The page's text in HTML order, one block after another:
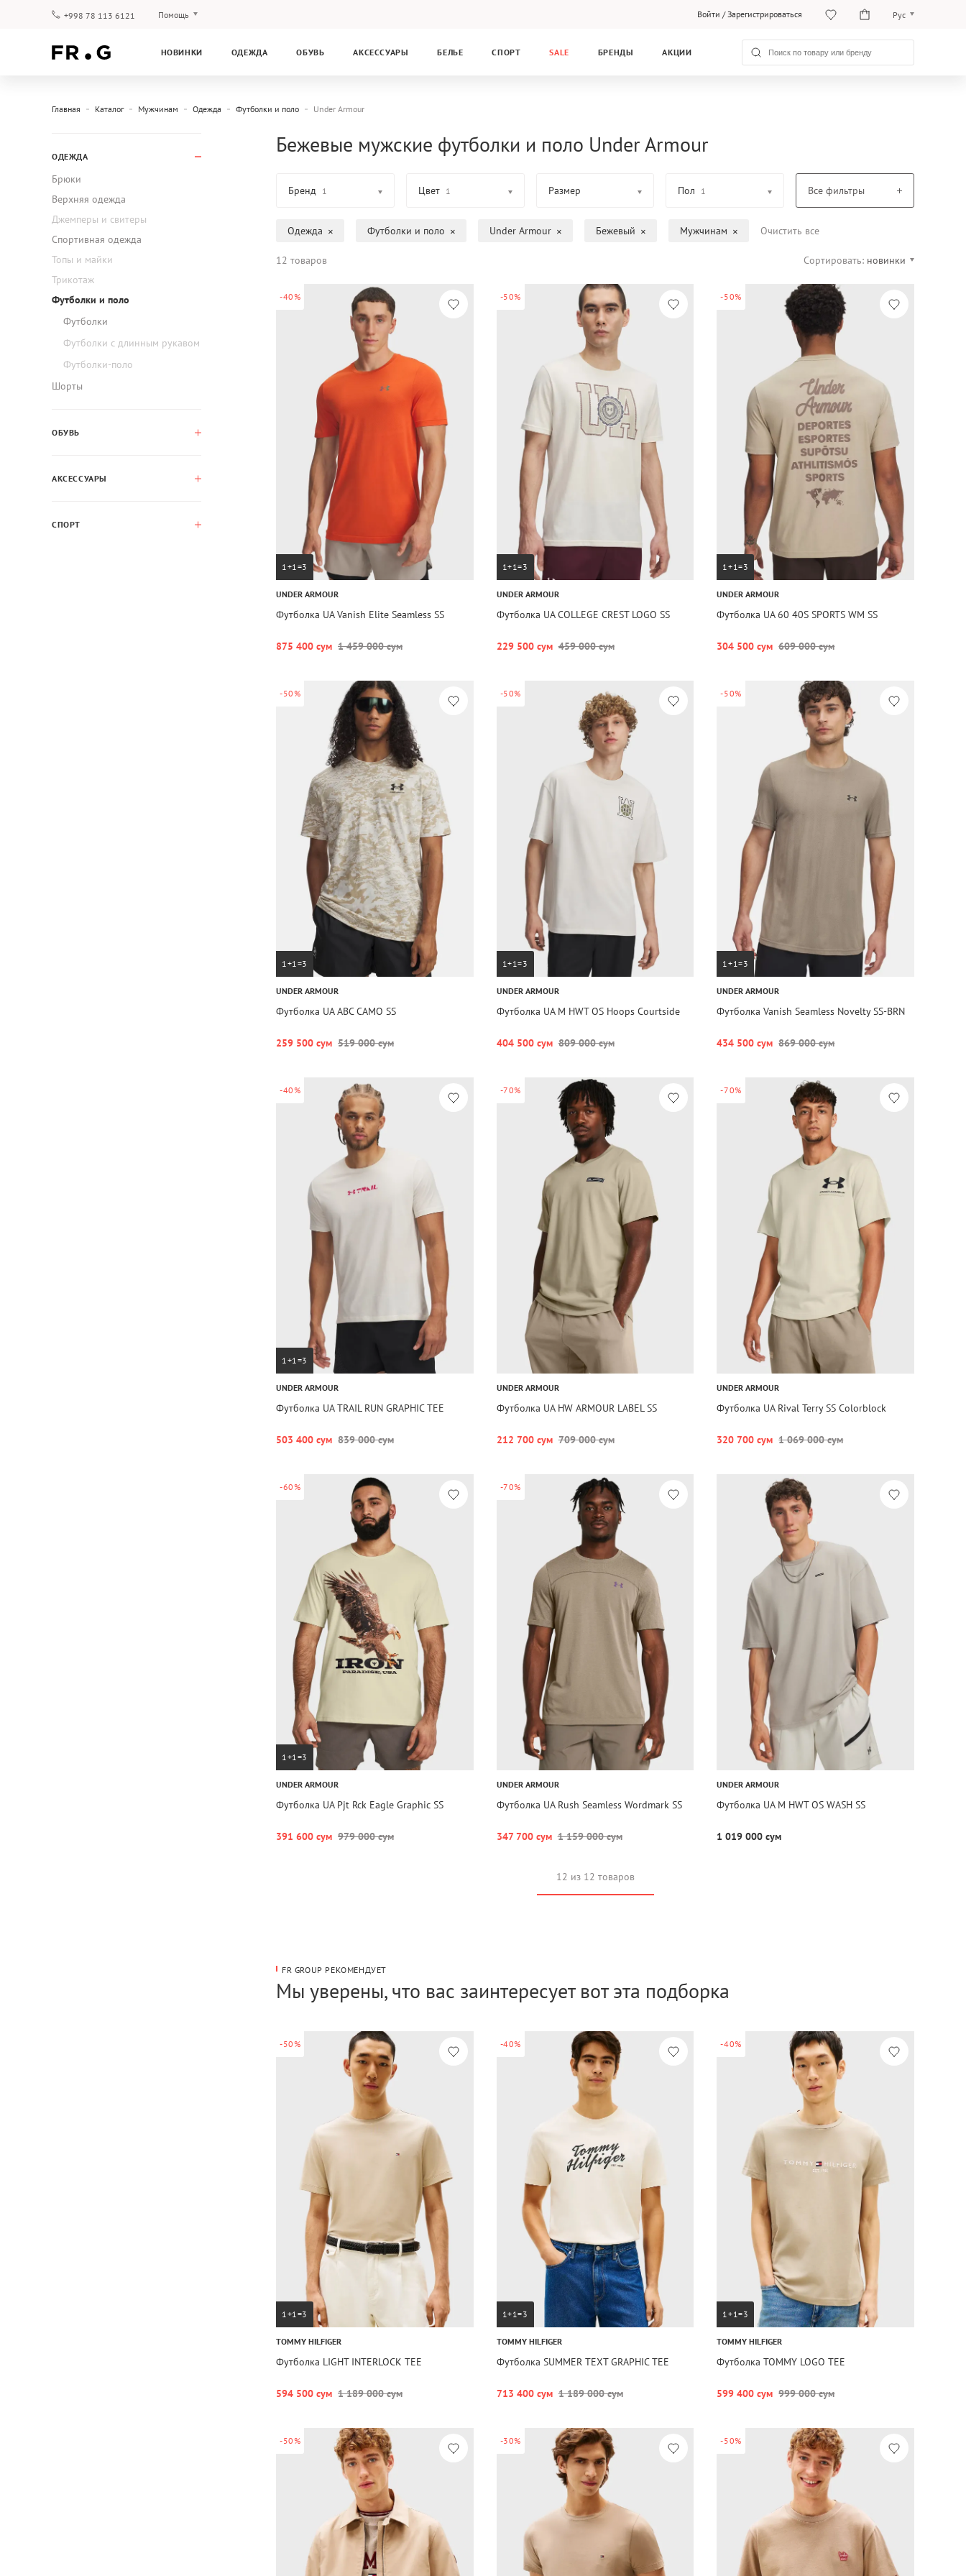
+998 78 113 6121 Помощь Войти /Зарегистрироваться Рус
Рус
НОВИНКИ ОДЕЖДА ОБУВЬ АКСЕССУАРЫ БЕЛЬЕ СПОРТ SALE БРЕНДЫ АКЦИИ
Главная Каталог Мужчинам Одежда Футболки и поло Under Armour
ОДЕЖДА
Брюки
Верхняя одежда
Джемперы и свитеры
Спортивная одежда
Топы и майки
Трикотаж
Футболки и поло
Футболки
Футболки с длинным рукавом
Футболки-поло
Шорты
ОБУВЬ
АКСЕССУАРЫ
СПОРТ
Бежевые мужские футболки и поло Under Armour
Бренд 1 Цвет 1 Размер Пол 1 Все фильтры
Одежда Футболки и поло Under Armour Бежевый Мужчинам Очистить все
12 товаров Сортировать: новинки
-40%
1+1=3
UNDER ARMOUR
Футболка UA Vanish Elite Seamless SS
875 400 сум 1 459 000 сум
-50%
1+1=3
UNDER ARMOUR
Футболка UA COLLEGE CREST LOGO SS
229 500 сум 459 000 сум
-50%
1+1=3
UNDER ARMOUR
Футболка UA 60 40S SPORTS WM SS
304 500 сум 609 000 сум
-50%
1+1=3
UNDER ARMOUR
Футболка UA ABC CAMO SS
259 500 сум 519 000 сум
-50%
1+1=3
UNDER ARMOUR
Футболка UA M HWT OS Hoops Courtside
404 500 сум 809 000 сум
-50%
1+1=3
UNDER ARMOUR
Футболка Vanish Seamless Novelty SS-BRN
434 500 сум 869 000 сум
-40%
1+1=3
UNDER ARMOUR
Футболка UA TRAIL RUN GRAPHIC TEE
503 400 сум 839 000 сум
-70%
UNDER ARMOUR
Футболка UA HW ARMOUR LABEL SS
212 700 сум 709 000 сум
-70%
UNDER ARMOUR
Футболка UA Rival Terry SS Colorblock
320 700 сум 1 069 000 сум
-60%
1+1=3
UNDER ARMOUR
Футболка UA Pjt Rck Eagle Graphic SS
391 600 сум 979 000 сум
-70%
UNDER ARMOUR
Футболка UA Rush Seamless Wordmark SS
347 700 сум 1 159 000 сум
UNDER ARMOUR
Футболка UA M HWT OS WASH SS
1 019 000 сум
12 из 12 товаров
FR GROUP РЕКОМЕНДУЕТ
Мы уверены, что вас заинтересует вот эта подборка
-50%
1+1=3
TOMMY HILFIGER
Футболка LIGHT INTERLOCK TEE
594 500 сум 1 189 000 сум
-40%
1+1=3
TOMMY HILFIGER
Футболка SUMMER TEXT GRAPHIC TEE
713 400 сум 1 189 000 сум
-40%
1+1=3
TOMMY HILFIGER
Футболка TOMMY LOGO TEE
599 400 сум 999 000 сум
-50% -30% -50%